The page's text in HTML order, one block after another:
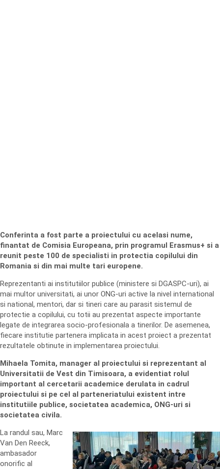
Conferinta a fost parte a proiectului cu acelasi nume,
finantat de Comisia Europeana, prin programul Erasmus+ si a
reunit peste 100 de specialisti in protectia copilului din
Romania si din mai multe tari europene.
Reprezentanti ai institutiilor publice (ministere si DGASPC-uri), ai
mai multor universitati, ai unor ONG-uri active la nivel international
si national, mentori, dar si tineri care au parasit sistemul de
protectie a copilului, cu totii au prezentat aspecte importante
legate de integrarea socio-profesionala a tinerilor. De asemenea,
fiecare institutie partenera implicata in acest proiect a prezentat
rezultatele obtinute in implementarea proiectului.
Mihaela Tomita, manager al proiectului si reprezentant al
Universitatii de Vest din Timisoara, a evidentiat rolul
important al cercetarii academice derulata in cadrul
proiectului si pe cel al parteneriatului existent intre
institutiile publice, societatea academica, ONG-uri si
societatea civila.
La randul sau, Marc
Van Den Reeck,
ambasador
onorific al